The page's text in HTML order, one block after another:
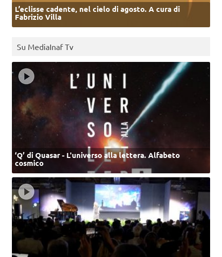
L’eclisse cadente, nel cielo di agosto. A cura di
Fabrizio Villa
Su MediaInaf Tv
‘Q’ di Quasar - L'universo alla lettera. Alfabeto
cosmico